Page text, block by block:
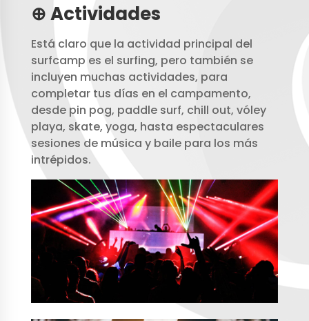
⊕ Actividades
Está claro que la actividad principal del
surfcamp es el surfing, pero también se
incluyen muchas actividades, para
completar tus días en el campamento,
desde pin pog, paddle surf, chill out, vóley
playa, skate, yoga, hasta espectaculares
sesiones de música y baile para los más
intrépidos.